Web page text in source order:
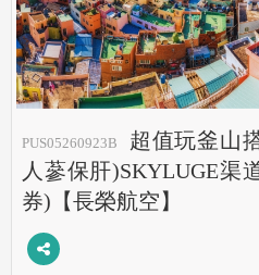
PUS05260923B
超值玩釜山
人蔘保肝)SKYLUGE渠
券)【長榮航空】